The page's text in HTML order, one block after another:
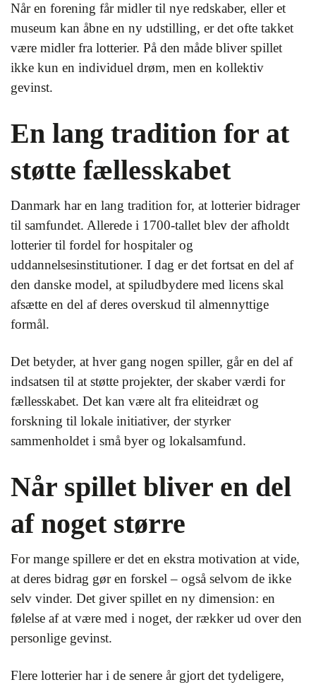
Når en forening får midler til nye redskaber, eller et
museum kan åbne en ny udstilling, er det ofte takket
være midler fra lotterier. På den måde bliver spillet
ikke kun en individuel drøm, men en kollektiv
gevinst.
En lang tradition for at
støtte fællesskabet
Danmark har en lang tradition for, at lotterier bidrager
til samfundet. Allerede i 1700-tallet blev der afholdt
lotterier til fordel for hospitaler og
uddannelsesinstitutioner. I dag er det fortsat en del af
den danske model, at spiludbydere med licens skal
afsætte en del af deres overskud til almennyttige
formål.
Det betyder, at hver gang nogen spiller, går en del af
indsatsen til at støtte projekter, der skaber værdi for
fællesskabet. Det kan være alt fra eliteidræt og
forskning til lokale initiativer, der styrker
sammenholdet i små byer og lokalsamfund.
Når spillet bliver en del
af noget større
For mange spillere er det en ekstra motivation at vide,
at deres bidrag gør en forskel – også selvom de ikke
selv vinder. Det giver spillet en ny dimension: en
følelse af at være med i noget, der rækker ud over den
personlige gevinst.
Flere lotterier har i de senere år gjort det tydeligere,